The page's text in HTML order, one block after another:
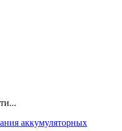
аккумуляторных